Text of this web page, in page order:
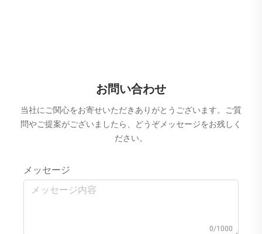
お問い合わせ
当社にご関心をお寄せいただきありがとうございます。ご質
問やご提案がございましたら、どうぞメッセージをお残しく
ださい。
メッセージ
0/1000